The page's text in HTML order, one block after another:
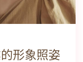
的形象照姿